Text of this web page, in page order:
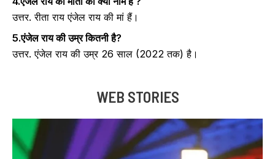
उत्तर. रीता राय एंजेल राय की मां हैं।
5.एंजेल राय की उम्र कितनी है?
उत्तर. एंजेल राय की उम्र 26 साल (2022 तक) है।
WEB STORIES